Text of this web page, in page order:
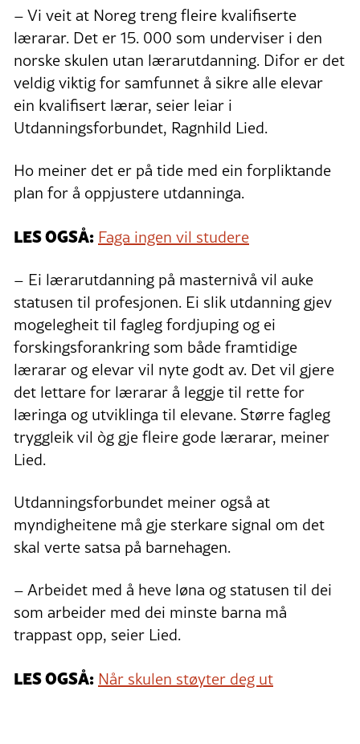
– Vi veit at Noreg treng fleire kvalifiserte
lærarar. Det er 15. 000 som underviser i den
norske skulen utan lærarutdanning. Difor er det
veldig viktig for samfunnet å sikre alle elevar
ein kvalifisert lærar, seier leiar i
Utdanningsforbundet, Ragnhild Lied.
Ho meiner det er på tide med ein forpliktande
plan for å oppjustere utdanninga.
LES OGSÅ: Faga ingen vil studere
– Ei lærarutdanning på masternivå vil auke
statusen til profesjonen. Ei slik utdanning gjev
mogelegheit til fagleg fordjuping og ei
forskingsforankring som både framtidige
lærarar og elevar vil nyte godt av. Det vil gjere
det lettare for lærarar å leggje til rette for
læringa og utviklinga til elevane. Større fagleg
tryggleik vil òg gje fleire gode lærarar, meiner
Lied.
Utdanningsforbundet meiner også at
myndigheitene må gje sterkare signal om det
skal verte satsa på barnehagen.
– Arbeidet med å heve løna og statusen til dei
som arbeider med dei minste barna må
trappast opp, seier Lied.
LES OGSÅ: Når skulen støyter deg ut